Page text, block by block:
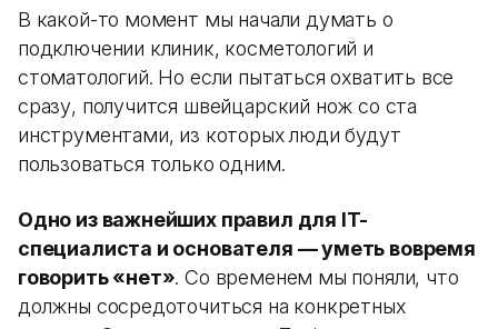
В какой-то момент мы начали думать о
подключении клиник, косметологий и
стоматологий. Но если пытаться охватить все
сразу, получится швейцарский нож со ста
инструментами, из которых люди будут
пользоваться только одним.
Одно из важнейших правил для IT-
специалиста и основателя — уметь вовремя
говорить «нет». Со временем мы поняли, что
должны сосредоточиться на конкретных